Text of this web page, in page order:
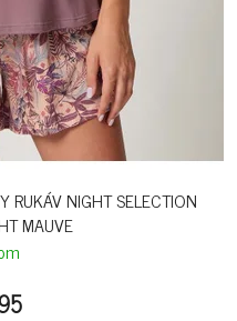
RUKÁV NIGHT SELECTION
MAUVE